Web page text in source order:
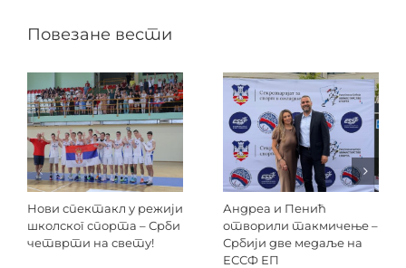
Повезане вести
Нови спектакл у режији
школског спорта – Срби
четврти на свету!
Андреа и Пенић
отворили такмичење –
Србији две медаље на
ЕССФ ЕП